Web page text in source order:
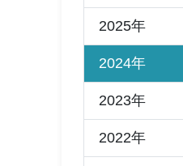
2025年
2024年
2023年
2022年